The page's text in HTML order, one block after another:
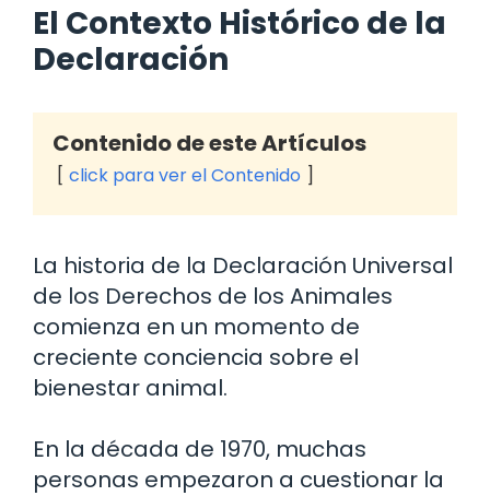
El Contexto Histórico de la
Declaración
Contenido de este Artículos
click para ver el Contenido
La historia de la Declaración Universal
de los Derechos de los Animales
comienza en un momento de
creciente conciencia sobre el
bienestar animal.
En la década de 1970, muchas
personas empezaron a cuestionar la